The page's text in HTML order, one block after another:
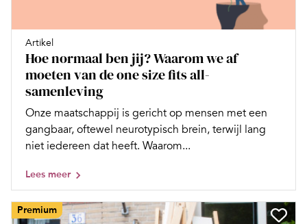
Artikel
Hoe normaal ben jij? Waarom we af
moeten van de one size fits all-
samenleving
Onze maatschappij is gericht op mensen met een
gangbaar, oftewel neurotypisch brein, terwijl lang
niet iedereen dat heeft. Waarom...
Lees meer
Premium